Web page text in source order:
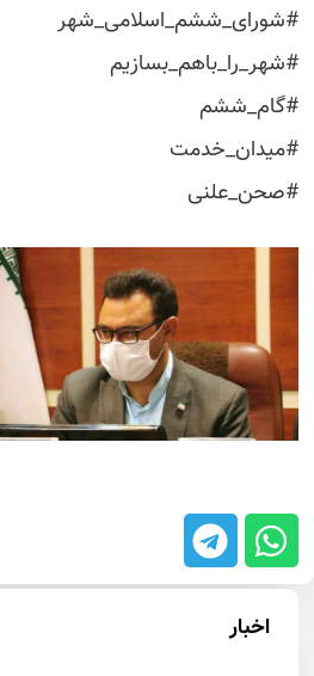
#شورای_ششم_اسلامی_شهر
#شهر_را_باهم_بسازیم
#گام_ششم
#میدان_خدمت
#صحن_علنی
اخبار